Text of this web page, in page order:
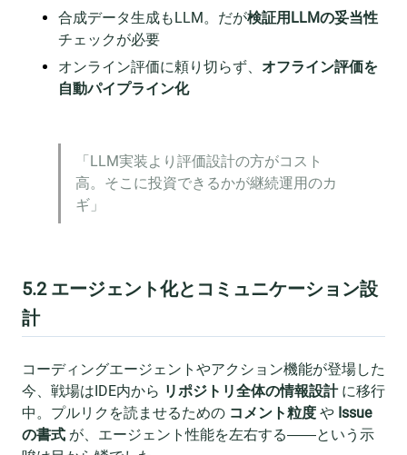
合成データ生成もLLM。だが検証用LLMの妥当性
チェックが必要
オンライン評価に頼り切らず、 オフライン評価を
自動パイプライン化
「LLM実装より評価設計の方がコスト
高。そこに投資できるかが継続運用のカ
ギ」
5.2 エージェント化とコミュニケーション設
計
コーディングエージェントやアクション機能が登場した
今、戦場はIDE内から リポジトリ全体の情報設計に移行
中。プルリクを読ませるための コメント粒度 や Issue
の書式 が、エージェント性能を左右する――という示